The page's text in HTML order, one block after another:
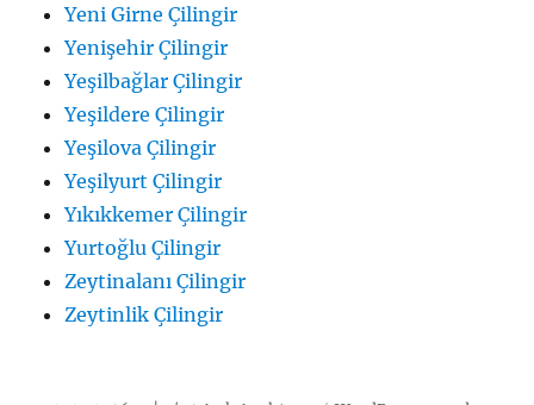
Yeni Girne Çilingir
Yenişehir Çilingir
Yeşilbağlar Çilingir
Yeşildere Çilingir
Yeşilova Çilingir
Yeşilyurt Çilingir
Yıkıkkemer Çilingir
Yurtoğlu Çilingir
Zeytinalanı Çilingir
Zeytinlik Çilingir